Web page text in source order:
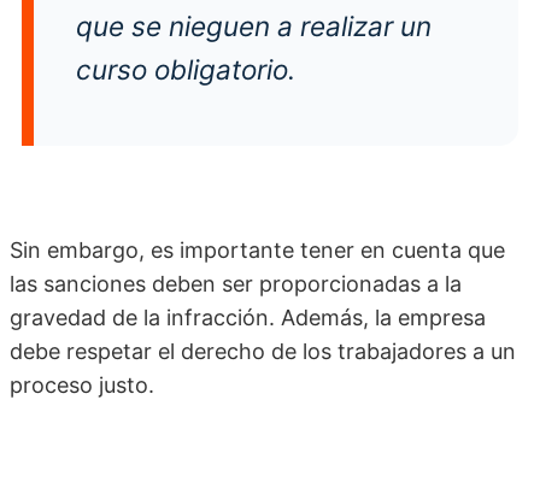
que se nieguen a realizar un
curso obligatorio.
Sin embargo, es importante tener en cuenta que
las sanciones deben ser proporcionadas a la
gravedad de la infracción. Además, la empresa
debe respetar el derecho de los trabajadores a un
proceso justo.